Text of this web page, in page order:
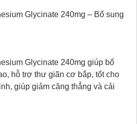
Glycinate 240mg – Bổ sung
Glycinate 240mg giúp bổ
hỗ trợ thư giãn cơ bắp, tốt cho
giúp giảm căng thẳng và cải